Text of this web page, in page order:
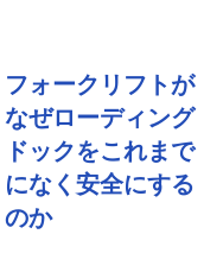
フォークリフトが
なぜローディング
ドックをこれまで
になく安全にする
のか